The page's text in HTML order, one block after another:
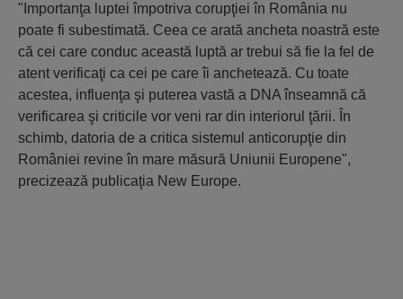
"Importanţa luptei împotriva corupţiei în România nu
poate fi subestimată. Ceea ce arată ancheta noastră este
că cei care conduc această luptă ar trebui să fie la fel de
atent verificaţi ca cei pe care îi anchetează. Cu toate
acestea, influenţa şi puterea vastă a DNA înseamnă că
verificarea şi criticile vor veni rar din interiorul ţării. În
schimb, datoria de a critica sistemul anticorupţie din
României revine în mare măsură Uniunii Europene",
precizează publicaţia New Europe.